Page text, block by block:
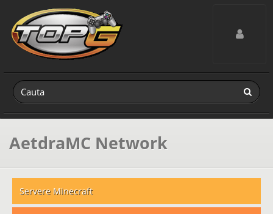
Toggle
AetdraMC Network
Servere Minecraft